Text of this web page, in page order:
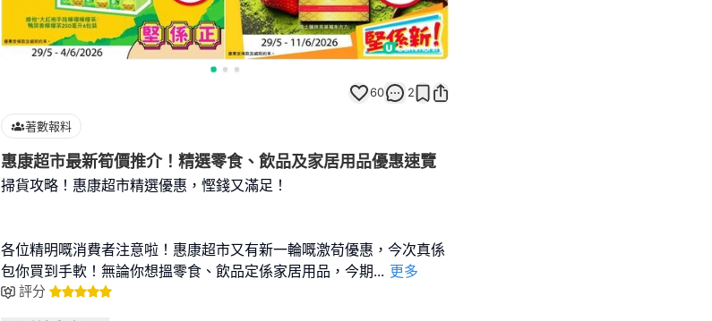
60 2
著數報料
惠康超市最新筍價推介！精選零食、飲品及家居用品優惠速覽
掃貨攻略！惠康超市精選優惠，慳錢又滿足！
各位精明嘅消費者注意啦！惠康超市又有新一輪嘅激荀優惠，今次真係
包你買到手軟！無論你想搵零食、飲品定係家居用品，今期... 更多
評分